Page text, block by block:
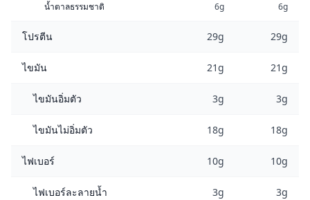
น้ำตาลธรรมชาติ 6g 6g
โปรตีน 29g 29g
ไขมัน 21g 21g
ไขมันอิ่มตัว 3g 3g
ไขมันไม่อิ่มตัว 18g 18g
ไฟเบอร์ 10g 10g
ไฟเบอร์ละลายน้ำ 3g 3g